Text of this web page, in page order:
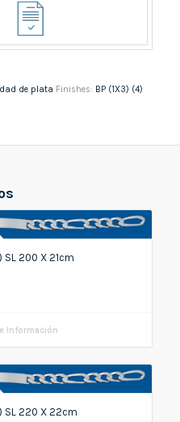
de plata Finishes: BP (1X3) (4)
200 X 21cm
Información
SL 220 X 22cm